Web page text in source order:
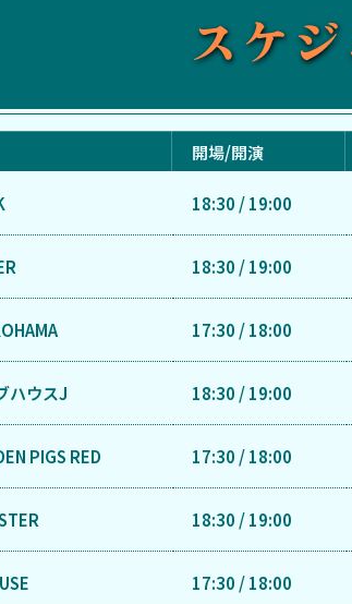
スケ
開場/開演
18:30 / 19:00
18:30 / 19:00
17:30 / 18:00
ハウスJ 18:30 / 19:00
PIGS RED 17:30 / 18:00
18:30 / 19:00
17:30 / 18:00